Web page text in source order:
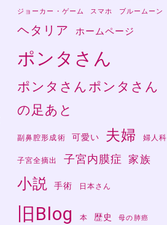
ジョーカー・ゲーム スマホ ブルームーン
ヘタリア ホームページ
ポンタさん
ポンタさんポンタさん
の足あと
副鼻腔形成術 可愛い 夫婦 婦人科
子宮全摘出 子宮内膜症 家族
小説 手術 日本さん
旧Blog 本 歴史 母の肺癌